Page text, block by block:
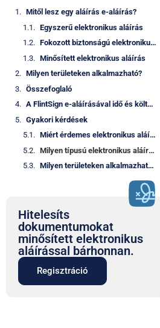
Mitől lesz egy aláírás e-aláírás?
Egyszerű elektronikus aláírás
Fokozott biztonságú elektronikus aláírás
Minősített elektronikus aláírás
Milyen területeken alkalmazható?
Összefoglaló
A FlintSign e-aláírásával idő és költség is csökkenthető
Gyakori kérdések
Miért érdemes elektronikus aláírást használni?
Milyen típusú elektronikus aláírások léteznek?
Milyen területeken alkalmazható az e-aláírás?
Hitelesíts
dokumentumokat
minősített elektronikus
aláírással bárhonnan.
Regisztráció